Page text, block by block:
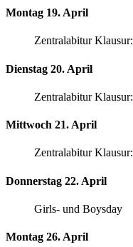
Montag 19. April
Zentralabitur Klausur:
Dienstag 20. April
Zentralabitur Klausur:
Mittwoch 21. April
Zentralabitur Klausur:
Donnerstag 22. April
Girls- und Boysday
Montag 26. April